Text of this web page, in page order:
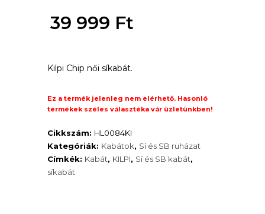
price
52
39 999 Ft
price
is:
999 Ft.
Kilpi Chip női síkabát.
Ez a termék jelenleg nem elérhető. Hasonló
termékek széles választéka vár üzletünkben!
Cikkszám: HL0084KI
Kategóriák: Kabátok, Sí és SB ruházat
Címkék: Kabát, KILPI, Sí és SB kabát,
síkabát